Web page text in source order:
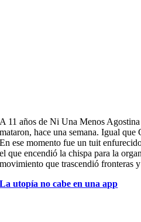
A 11 años de Ni Una Menos
mataron, hace una semana. Igual que
En ese momento fue un tuit
el que encendió la chispa para la
movimiento que trascendió fronteras
La utopía no cabe en una app